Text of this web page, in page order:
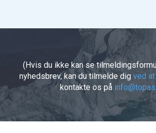
(Hvis du ikke kan se
nyhedsbrev, kan du tilmelde dig ved
kontakte os på